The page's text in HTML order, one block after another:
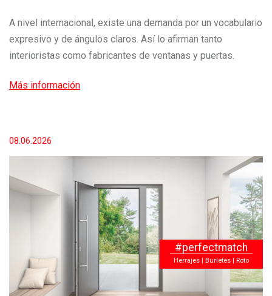
A nivel internacional, existe una demanda por un vocabulario
expresivo y de ángulos claros. Así lo afirman tanto
interioristas como fabricantes de ventanas y puertas.
Más información
#perfectmatch
Herrajes | Burletes | Roto
08.06.2026